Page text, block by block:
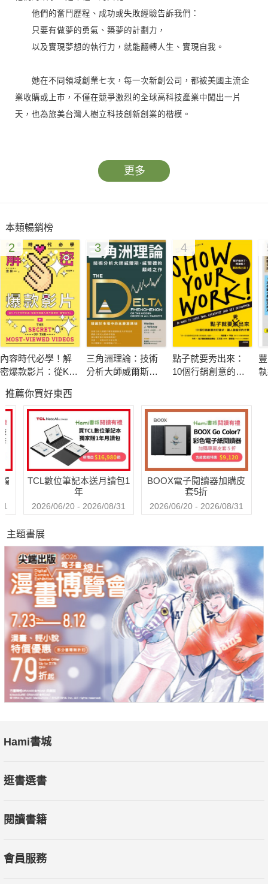
他們的奮鬥歷程、成功或失敗經驗告訴我們：
只要有做夢的勇氣、築夢的計劃力，
以及實現夢想的執行力，就能翻轉人生、實現自我。
她在不同領域創業七次，每一次新創公司，都被美國主流企
業收購或上市，不僅在競爭激烈的全球高科技產業中闖出一片
天，也為旅美台灣人樹立科技創新創業的楷模。
所向，如今是麻省理工學院媒體實驗室（MIT Media Lab）計劃
主持人，推動PEV無人車計劃奔向未來世界。
「你根本沒救了！」。所幸大學時期遇上貴人，找到未來方向，
如今投入人工智慧領域創業，志在改變台灣軟體產業。
他28歲即獲得素有通訊界諾貝爾獎之稱的馬克尼學會青年學
者獎，是第一位來自台灣的獲獎者，他說：「我從沒想過，憑著
個人研究可以在國際舞台上讓大家認識台灣。」
成功，是每個人畢生渴望與追求的境界，雖然成功定義各有
不同，但獲得肯定、實現自我夢想、追求更好的生活，進而擁有
世界已經改變了！全球化時代的來臨，縮短了國與國、人與
人之間的距離，年輕人無法限縮在自身所處的環境中，舞台就在
全世界各地，唯有與國際社會、各領域的專業人士，進行頻繁交
流，才能把世界帶進台灣、把台灣推上國際舞台。
許出在「缺乏出走、離開舒適圈的勇氣」。尤其是年輕人，如果
沒有做夢的勇氣、實現夢想的計畫，又何論承擔「把台灣推上國
際舞台」的重責大任。
本書介紹了19個勇闖天涯、築夢踏實的故事，主角都曾經在
海外求學，有的是留在海外持續深耕專業領域；有的是返台任
教，並擔負起鏈結台灣與國際社會的橋樑；其中更不乏許多案
例，在勇闖天涯的過程中，驅動了創新創業的能量，將研究成果
轉化成為市場化、商業性的服務及產品，讓台灣研發能量在海外
發光發熱，並回流到台灣，成為培植下一代年輕人的豐沛養分，
拓展台灣年輕人的國際視野與影響力。
標、累積實力、抓緊機會，跟著國際級大師、生命貴人，精進專
重考三次的後段班學生，無論父母是支持或者因經濟因素而有所
一個角落，活出專屬自己的精彩人生。
更多
本類暢銷榜
2
內容時代必學！解
密爆款影片：從K-
度挖掘讓人移不開
眼的「趣味公式」
3
三角洲理論：技術
分析大師威爾斯．
4
點子就要秀出來：
10個行銷創意的好
推薦你買好東西
TCL數位筆記本送月讀包1
年
2026/06/20 - 2026/08/31
BOOX電子閱讀器加購皮
套5折
2026/06/20 - 2026/08/31
主題書展
Hami書城
逛書選書
閱讀書籍
會員服務